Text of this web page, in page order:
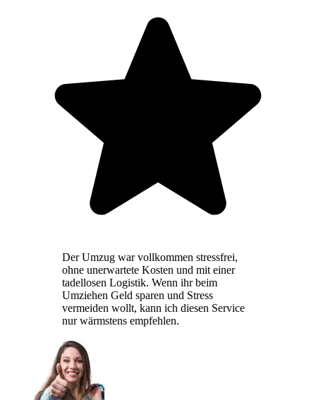
Der Umzug war vollkommen stressfrei,
ohne unerwartete Kosten und mit einer
tadellosen Logistik. Wenn ihr beim
Umziehen Geld sparen und Stress
vermeiden wollt, kann ich diesen Service
nur wärmstens empfehlen.